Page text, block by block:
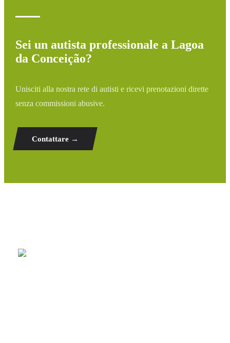
Sei un autista professionale a Lagoa
da Conceição?
Unisciti alla nostra rete di autisti e ricevi prenotazioni dirette
senza commissioni abusive.
Contattare →